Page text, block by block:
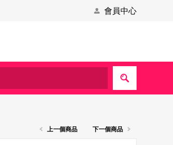
會員中心
上一個商品 下一個商品